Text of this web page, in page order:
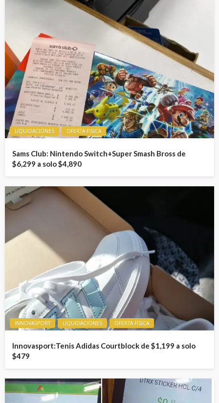
LIQUIDACIONES OFERTA FISICA
Sams Club: Nintendo Switch+Super Smash Bross de
$6,299 a solo $4,890
INNOVASPORT LIQUIDACIONES OFERTA FISICA
Innovasport:Tenis Adidas Courtblock de $1,199 a solo
$479